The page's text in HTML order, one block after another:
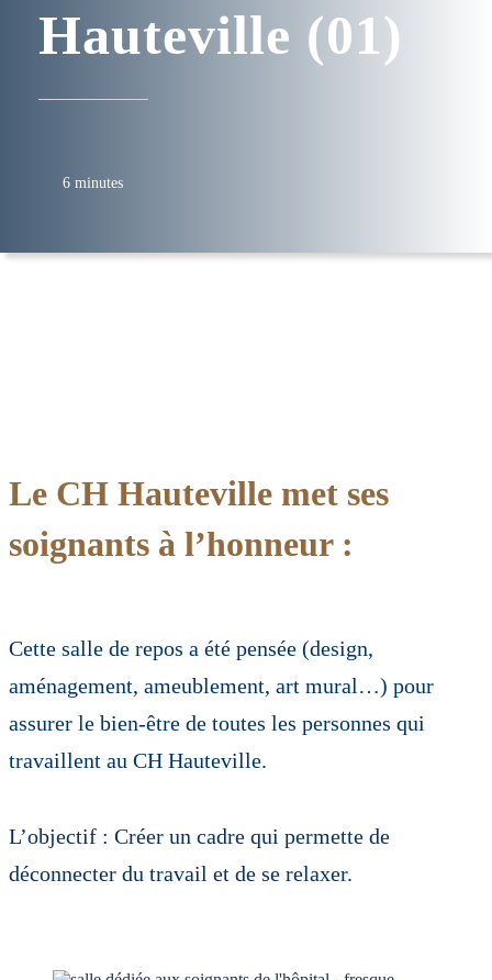
Hauteville (01)
6 minutes
Le CH Hauteville met ses
soignants à l’honneur :
Cette salle de repos a été pensée (design,
aménagement, ameublement, art mural…) pour
assurer le bien-être de toutes les personnes qui
travaillent au CH Hauteville.
L’objectif : Créer un cadre qui permette de
déconnecter du travail et de se relaxer.